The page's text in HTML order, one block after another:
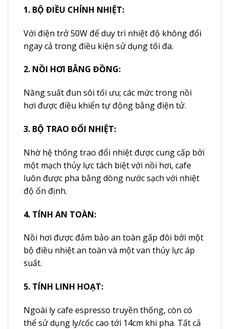
1. BỘ ĐIỀU CHỈNH NHIỆT:
Với điện trở 50W để duy trì nhiệt độ không đổi
ngay cả trong điều kiện sử dụng tối đa.
2. NỒI HƠI BẰNG ĐỒNG:
Năng suất đun sôi tối ưu; các mức trong nồi
hơi được điều khiển tự động bằng điện tử.
3. BỘ TRAO ĐỔI NHIỆT:
Nhờ hệ thống trao đổi nhiệt được cung cấp bởi
một mạch thủy lực tách biệt với nồi hơi, cafe
luôn được pha bằng dòng nước sạch với nhiệt
độ ổn định.
4. TÍNH AN TOÀN:
Nồi hơi được đảm bảo an toàn gấp đôi bởi một
bộ điều nhiệt an toàn và một van thủy lực áp
suất.
5. TÍNH LINH HOẠT:
Ngoài ly cafe espresso truyền thống, còn có
thể sử dụng ly/cốc cao tới 14cm khi pha. Tất cả